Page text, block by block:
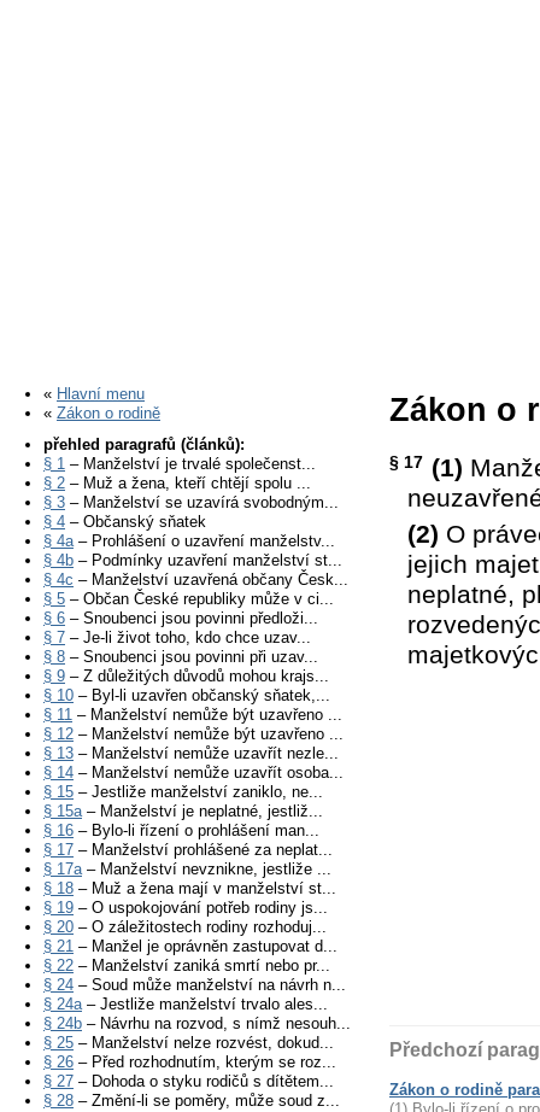
« Hlavní menu
« Zákon o rodině
přehled paragrafů (článků):
§ 1 – Manželství je trvalé společenst...
§ 2 – Muž a žena, kteří chtějí spolu ...
§ 3 – Manželství se uzavírá svobodným...
§ 4 – Občanský sňatek
§ 4a– Prohlášení o uzavření manželstv...
§ 4b – Podmínky uzavření manželství st...
§ 4c – Manželství uzavřená občany Česk...
§ 5 – Občan České republiky může v ci...
§ 6 – Snoubenci jsou povinni předloži...
§ 7 – Je-li život toho, kdo chce uzav...
§ 8 – Snoubenci jsou povinni při uzav...
§ 9 – Z důležitých důvodů mohou krajs...
§ 10 – Byl-li uzavřen občanský sňatek,...
§ 11 – Manželství nemůže být uzavřeno ...
§ 12 – Manželství nemůže být uzavřeno ...
§ 13 – Manželství nemůže uzavřít nezle...
§ 14 – Manželství nemůže uzavřít osoba...
§ 15 – Jestliže manželství zaniklo, ne...
§ 15a– Manželství je neplatné, jestliž...
§ 16 – Bylo-li řízení o prohlášení man...
§ 17 – Manželství prohlášené za neplat...
§ 17a– Manželství nevznikne, jestliže ...
§ 18 – Muž a žena mají v manželství st...
§ 19 – O uspokojování potřeb rodiny js...
§ 20 – O záležitostech rodiny rozhoduj...
§ 21 – Manžel je oprávněn zastupovat d...
§ 22 – Manželství zaniká smrtí nebo pr...
§ 24 – Soud může manželství na návrh n...
§ 24a– Jestliže manželství trvalo ales...
§ 24b – Návrhu na rozvod, s nímž nesouh...
§ 25 – Manželství nelze rozvést, dokud...
§ 26 – Před rozhodnutím, kterým se roz...
§ 27 – Dohoda o styku rodičů s dítětem...
§ 28 – Změní-li se poměry, může soud z...
Zákon o
§ 17 (1)
(2) O
jejich
neplatné,
Předchozí
Zákon o rodině